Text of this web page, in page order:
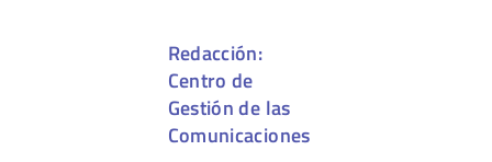
Redacción:
Centro de
Gestión de las
Comunicaciones